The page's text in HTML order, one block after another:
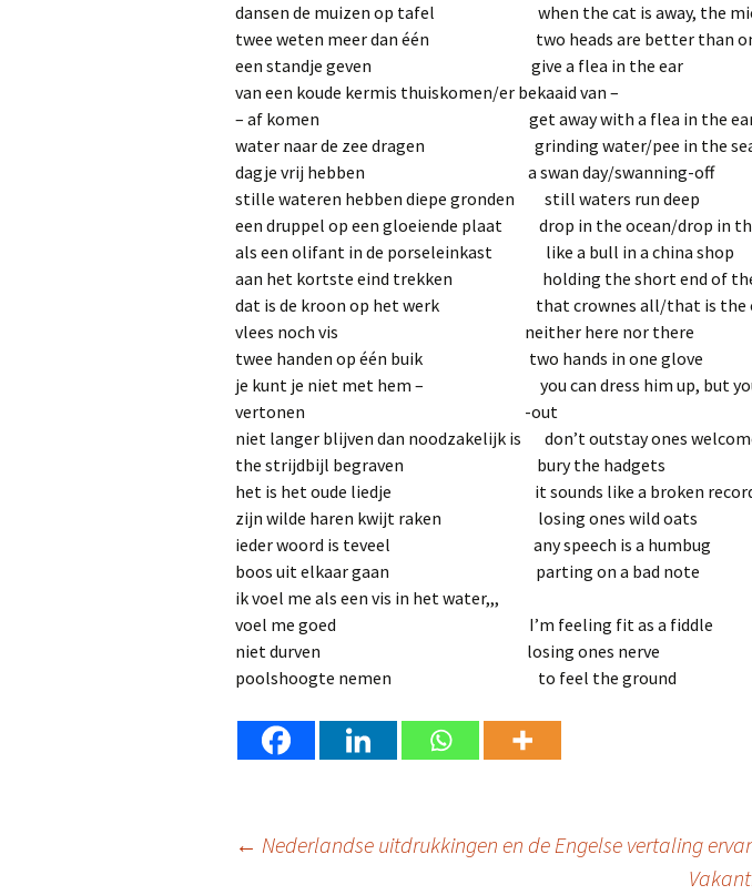
dansen de muizen op tafel when the cat is away, the
twee weten meer dan één two heads are better than
een standje geven give a flea in the ear
van een koude kermis thuiskomen/er bekaaid van –
– af komen get away with a flea in the
water naar de zee dragen grinding water/pee in the
dagje vrij hebben a swan day/swanning-off
stille wateren hebben diepe gronden still waters run deep
een druppel op een gloeiende plaat drop in the ocean/drop in
als een olifant in de porseleinkast like a bull in a china shop
aan het kortste eind trekken holding the short end of
dat is de kroon op het werk that crownes all/that is the
vlees noch vis neither here nor there
twee handen op één buik two hands in one glove
je kunt je niet met hem – you can dress him up, but you
vertonen
-out
niet langer blijven dan noodzakelijk is don’t outstay ones
the strijdbijl begraven bury the hadgets
het is het oude liedje it sounds like a broken
zijn wilde haren kwijt raken losing ones wild oats
ieder woord is teveel any speech is a humbug
boos uit elkaar gaan parting on a bad note
ik voel me als een vis in het water,,,
voel me goed I’m feeling fit as a fiddle
niet durven losing ones nerve
poolshoogte nemen to feel the ground
Berichtnavigatie
← Nederlandse uitdrukkingen en de Engelse vertaling